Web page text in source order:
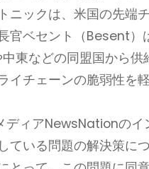
ニックは、米国の先端
官ベセント（Besent）
東などの同盟国から供
イチェーンの脆弱性を
ィアNewsNationのイ
ている問題の解決策に